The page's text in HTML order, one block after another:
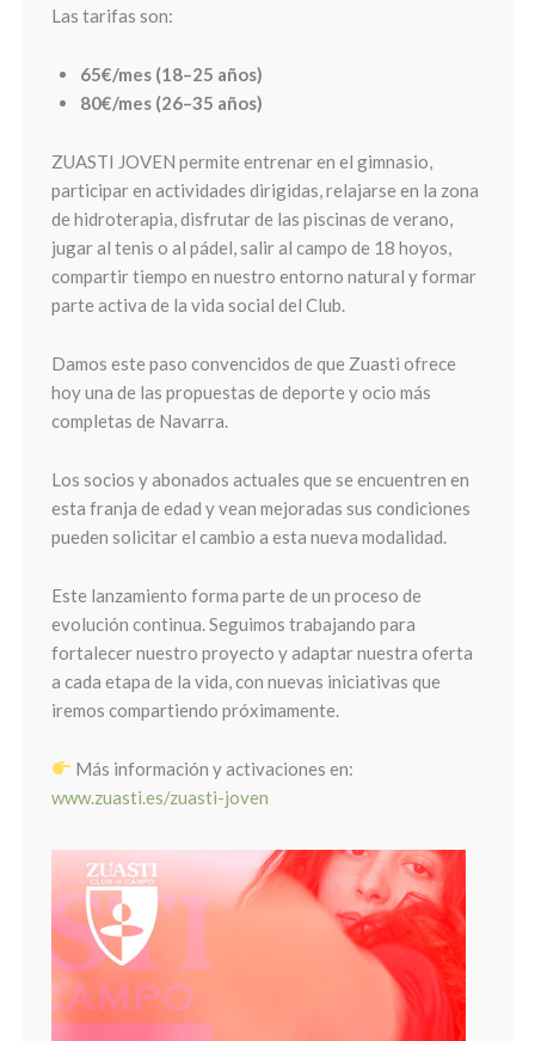
Las tarifas son:
65€/mes (18–25 años)
80€/mes (26–35 años)
ZUASTI JOVEN permite entrenar en el gimnasio,
participar en actividades dirigidas, relajarse en la zona
de hidroterapia, disfrutar de las piscinas de verano,
jugar al tenis o al pádel, salir al campo de 18 hoyos,
compartir tiempo en nuestro entorno natural y formar
parte activa de la vida social del Club.
Damos este paso convencidos de que Zuasti ofrece
hoy una de las propuestas de deporte y ocio más
completas de Navarra.
Los socios y abonados actuales que se encuentren en
esta franja de edad y vean mejoradas sus condiciones
pueden solicitar el cambio a esta nueva modalidad.
Este lanzamiento forma parte de un proceso de
evolución continua. Seguimos trabajando para
fortalecer nuestro proyecto y adaptar nuestra oferta
a cada etapa de la vida, con nuevas iniciativas que
iremos compartiendo próximamente.
Más información y activaciones en:
www.zuasti.es/zuasti-joven